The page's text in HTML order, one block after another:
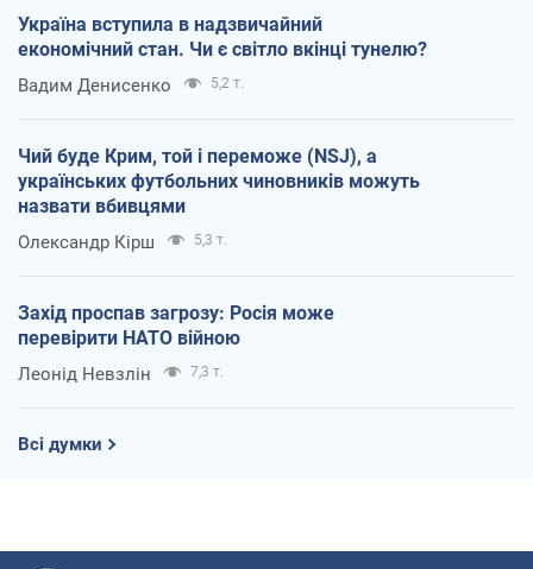
Україна вступила в надзвичайний
економічний стан. Чи є світло вкінці тунелю?
Вадим Денисенко 5,2 т.
Чий буде Крим, той і переможе (NSJ), а
українських футбольних чиновників можуть
назвати вбивцями
Олександр Кірш 5,3 т.
Захід проспав загрозу: Росія може
перевірити НАТО війною
Леонід Невзлін 7,3 т.
Всі думки